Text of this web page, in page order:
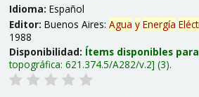
Idioma: Español
Editor: Buenos Aires: Agua y Energía
1988
Disponibilidad: Ítems disponibles
topográfica: 621.374.5/A282/v.2 (3).